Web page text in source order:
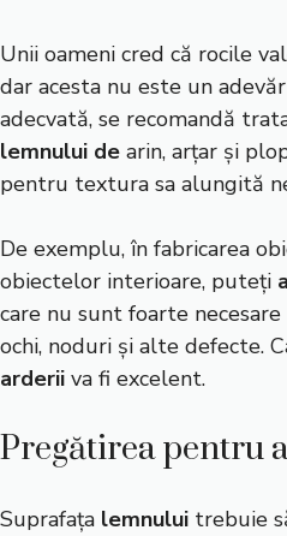
Unii oameni cred că rocile
dar acesta nu este un
adecvată, se recomandă
lemnului de arin, arțar și
pentru textura sa alungită
De exemplu, în fabricarea
obiectelor interioare, puteți
care nu sunt foarte
ochi, noduri și alte defecte.
arderii va fi excelent.
Pregătirea pentru
Suprafața lemnului trebuie